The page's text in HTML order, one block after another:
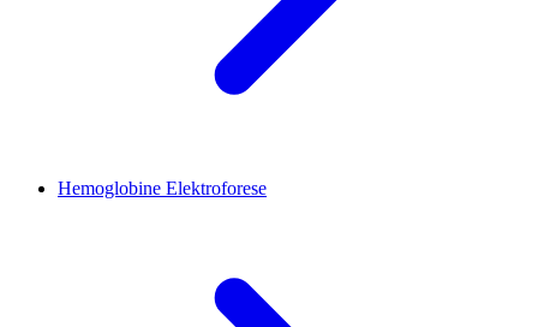
Hemoglobine Elektroforese